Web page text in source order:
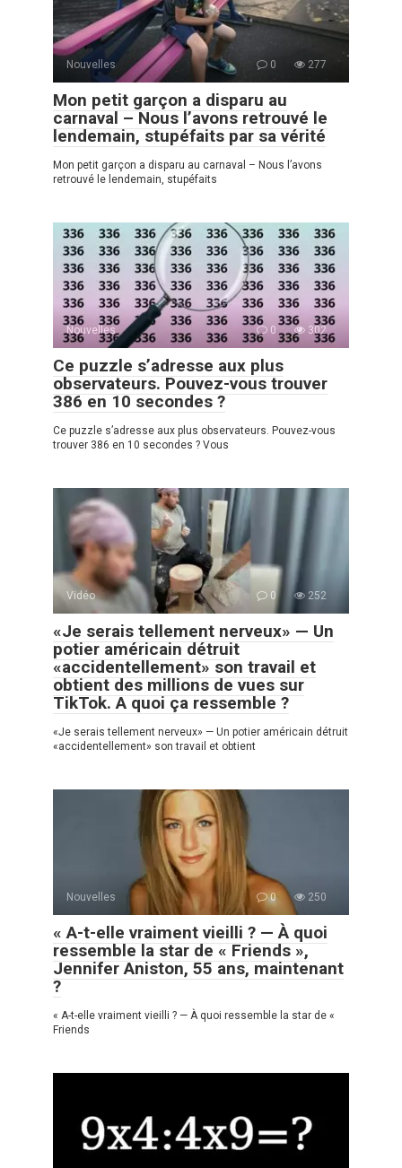
Nouvelles 0 277
Mon petit garçon a disparu au
carnaval – Nous l’avons retrouvé le
lendemain, stupéfaits par sa vérité
Mon petit garçon a disparu au carnaval – Nous l’avons
retrouvé le lendemain, stupéfaits
Nouvelles 0 302
Ce puzzle s’adresse aux plus
observateurs. Pouvez-vous trouver
386 en 10 secondes ?
Ce puzzle s’adresse aux plus observateurs. Pouvez-vous
trouver 386 en 10 secondes ? Vous
Vidéo 0 252
«Je serais tellement nerveux» — Un
potier américain détruit
«accidentellement» son travail et
obtient des millions de vues sur
TikTok. A quoi ça ressemble ?
«Je serais tellement nerveux» — Un potier américain détruit
«accidentellement» son travail et obtient
Nouvelles 0 250
« A-t-elle vraiment vieilli ? — À quoi
ressemble la star de « Friends »,
Jennifer Aniston, 55 ans, maintenant
?
« A-t-elle vraiment vieilli ? — À quoi ressemble la star de «
Friends